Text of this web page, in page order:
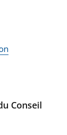
Conseil